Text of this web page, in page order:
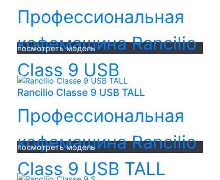
Профессиональная
кофемашина Rancilio
Class 9 USB
посмотреть модель
Rancilio Classe 9 USB TALL
Профессиональная
кофемашина Rancilio
Class 9 USB TALL
посмотреть модель